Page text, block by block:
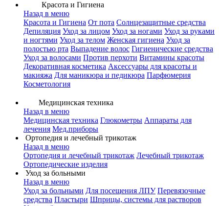
Красота и Гигиена
Назад в меню
Красота и Гигиена От пота Солнцезащитные средства
Депиляция Уход за лицом Уход за ногами Уход за руками
и ногтями Уход за телом Женская гигиена Уход за
полостью рта Выпадение волос Гигиенические средства
Уход за волосами Против перхоти Витамины красоты
Декоративная косметика Аксессуары для красоты и
макияжа Для маникюра и педикюра Парфюмерия
Косметология
Медицинская техника
Назад в меню
Медицинская техника Глюкометры Аппараты для
лечения Мед.приборы
Ортопедия и лечебный трикотаж
Назад в меню
Ортопедия и лечебный трикотаж Лечебный трикотаж
Ортопедические изделия
Уход за больными
Назад в меню
Уход за больными Для посещения ЛПУ Перевязочные
средства Пластыри Шприцы, системы для растворов